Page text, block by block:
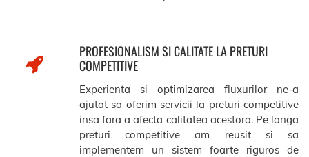
PROFESIONALISM SI CALITATE LA PRETURI
COMPETITIVE
Experienta si optimizarea fluxurilor ne-a
ajutat sa oferim servicii la preturi competitive
insa fara a afecta calitatea acestora. Pe langa
preturi competitive am reusit si sa
implementem un sistem foarte riguros de